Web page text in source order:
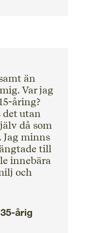
än
Var jag
åring?
utan
då som
minns
till
innebära
och
årig